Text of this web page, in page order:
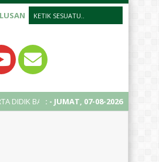
: - JUMAT, 07-08-2026
(PPDB) TAHUN AJARAN 2025/2026